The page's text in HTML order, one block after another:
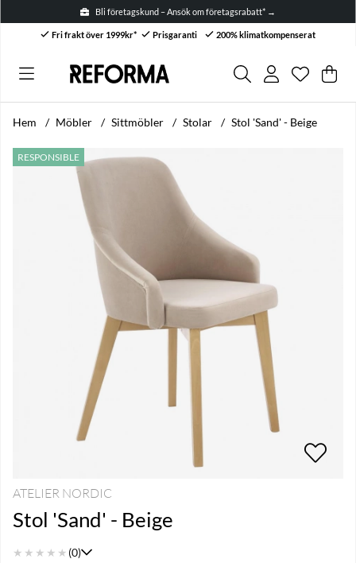
Bli företagskund – Ansök om företagsrabatt* →
Fri frakt över 1999kr* Prisgaranti 200% klimatkompenserat
Antal i
. .
Hem Möbler Sittmöbler Stolar Stol 'Sand' - Beige
RESPONSIBLE
Produktbilder Stol 'Sand' - Beige
ATELIER NORDIC
Stol 'Sand' - Beige
★ ★ ★ ★ ★ (0)